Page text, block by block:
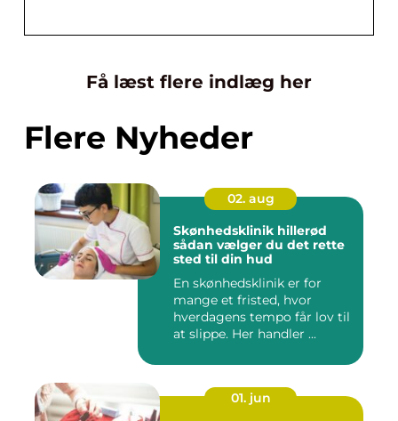
Få læst flere indlæg her
Flere Nyheder
02. aug
Skønhedsklinik hillerød
sådan vælger du det rette
sted til din hud
En skønhedsklinik er for
mange et fristed, hvor
hverdagens tempo får lov til
at slippe. Her handler ...
01. jun